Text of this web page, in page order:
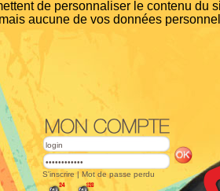
de personnaliser le contenu
aucune de vos données
S'inscrire | Mot de passe perdu